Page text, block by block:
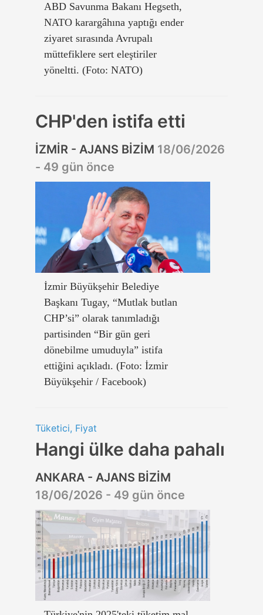
ABD Savunma Bakanı Hegseth,
NATO karargâhına yaptığı ender
ziyaret sırasında Avrupalı
müttefiklere sert eleştiriler
yöneltti. (Foto: NATO)
CHP'den istifa etti
İZMİR - AJANS BİZİM 18/06/2026
- 49 gün önce
İzmir Büyükşehir Belediye
Başkanı Tugay, “Mutlak butlan
CHP’si” olarak tanımladığı
partisinden “Bir gün geri
dönebilme umuduyla” istifa
ettiğini açıkladı. (Foto: İzmir
Büyükşehir / Facebook)
Tüketici, Fiyat
Hangi ülke daha pahalı
ANKARA - AJANS BİZİM
18/06/2026 - 49 gün önce